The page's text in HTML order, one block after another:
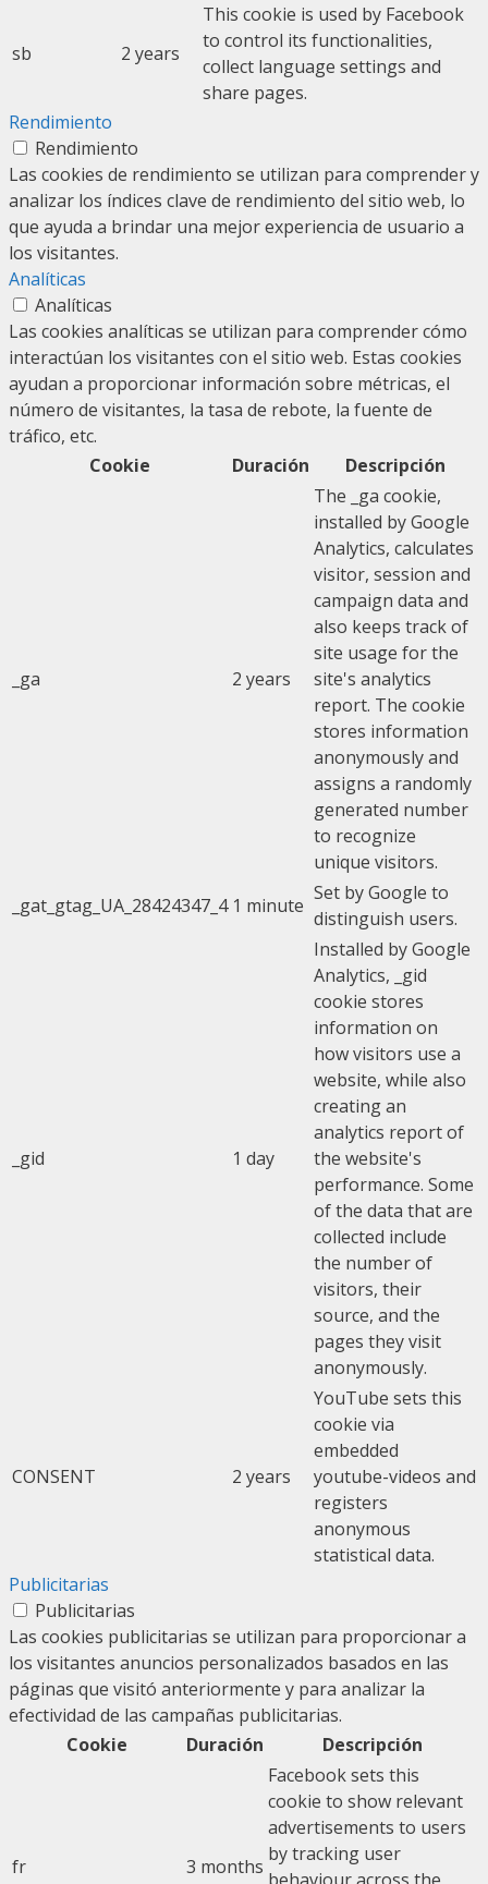
sb 2 years
This cookie is used by Facebook
to control its functionalities,
collect language settings and
share pages.
Rendimiento
Rendimiento
Las cookies de rendimiento se utilizan para comprender y
analizar los índices clave de rendimiento del sitio web, lo
que ayuda a brindar una mejor experiencia de usuario a
los visitantes.
Analíticas
Analíticas
Las cookies analíticas se utilizan para comprender cómo
interactúan los visitantes con el sitio web. Estas cookies
ayudan a proporcionar información sobre métricas, el
número de visitantes, la tasa de rebote, la fuente de
tráfico, etc.
Cookie
Duración Descripción
_ga 2 years
The _ga cookie,
installed by Google
Analytics, calculates
visitor, session and
campaign data and
also keeps track of
site usage for the
site's analytics
report. The cookie
stores information
anonymously and
assigns a randomly
generated number
to recognize
unique visitors.
_gat_gtag_UA_28424347_4 1 minute
Set by Google to
distinguish users.
_gid 1 day
Installed by Google
Analytics, _gid
cookie stores
information on
how visitors use a
website, while also
creating an
analytics report of
the website's
performance. Some
of the data that are
collected include
the number of
visitors, their
source, and the
pages they visit
anonymously.
CONSENT 2 years
YouTube sets this
cookie via
embedded
youtube-videos and
registers
anonymous
statistical data.
Publicitarias
Publicitarias
Las cookies publicitarias se utilizan para proporcionar a
los visitantes anuncios personalizados basados en las
páginas que visitó anteriormente y para analizar la
efectividad de las campañas publicitarias.
Cookie
Duración Descripción
fr 3 months
Facebook sets this
cookie to show relevant
advertisements to users
by tracking user